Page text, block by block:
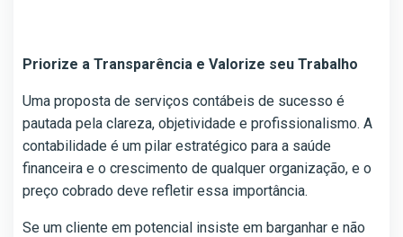
Priorize a Transparência e Valorize seu Trabalho
Uma proposta de serviços contábeis de sucesso é
pautada pela clareza, objetividade e profissionalismo. A
contabilidade é um pilar estratégico para a saúde
financeira e o crescimento de qualquer organização, e o
preço cobrado deve refletir essa importância.
Se um cliente em potencial insiste em barganhar e não